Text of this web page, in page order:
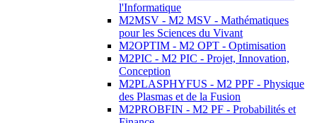
l'Informatique
M2MSV - M2 MSV - Mathématiques
pour les Sciences du Vivant
M2OPTIM - M2 OPT - Optimisation
M2PIC - M2 PIC - Projet, Innovation,
Conception
M2PLASPHYFUS - M2 PPF - Physique
des Plasmas et de la Fusion
M2PROBFIN - M2 PF - Probabilités et